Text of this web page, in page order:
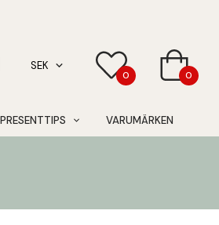
0 0
PRESENTTIPS VARUMÄRKEN